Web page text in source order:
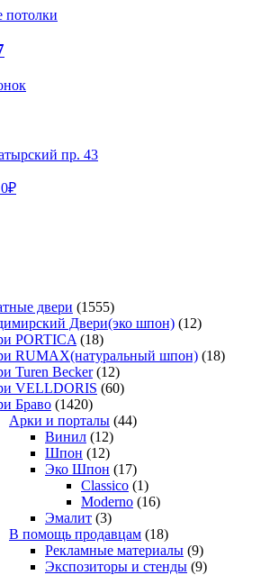
пр. 43
0₽
двери (1555)
Двери(эко шпон) (12)
PORTICA (18)
RUMAX(натуральный шпон) (18)
Turen Becker (12)
VELLDORIS (60)
Браво (1420)
Арки и порталы (44)
Винил (12)
Шпон (12)
Эко Шпон (17)
Classico (1)
Moderno (16)
Эмалит (3)
В помощь продавцам (18)
Рекламные материалы (9)
Экспозиторы и стенды (9)